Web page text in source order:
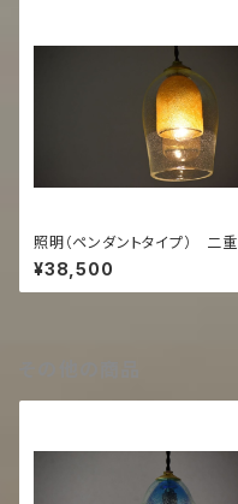
照明（ペンダントタイプ） 二重
¥38,500